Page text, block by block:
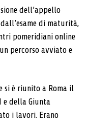
dell’appello
di maturità,
pomeridiani online
percorso avviato e
si è riunito a Roma il
e della Giunta
i lavori. Erano